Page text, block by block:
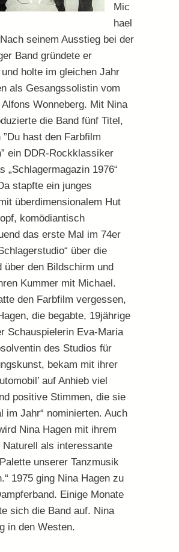
Mic
hael
seinem Ausstieg bei der
Band gründete er
holte im gleichen Jahr
als Gesangssolistin vom
Wonneberg. Mit Nina
die Band fünf Titel,
”Du hast den Farbfilm
ein DDR-Rockklassiker
„Schlagermagazin 1976“
stapfte ein junges
überdimensionalem Hut
komödiantisch
das erste Mal im 74er
über die
über den Bildschirm und
Kummer mit Michael.
den Farbfilm vergessen,
die begabte, 19jährige
Schauspielerin Eva-Maria
des Studios für
bekam mit ihrer
auf Anhieb viel
positive Stimmen, die sie
im Jahr“ nominierten. Auch
Nina Hagen mit ihrem
Naturell als interessante
unserer Tanzmusik
1975 ging Nina Hagen zu
Einige Monate
sich die Band auf. Nina
in den Westen.